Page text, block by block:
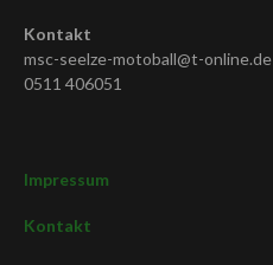
Kontakt
msc-seelze-motoball@t-online.de
0511 406051
Impressum
Kontakt